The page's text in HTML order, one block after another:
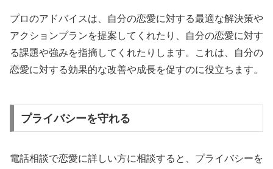
プロのアドバイスは、自分の恋愛に対する最適な解決策や
アクションプランを提案してくれたり、自分の恋愛に対す
る課題や強みを指摘してくれたりします。これは、自分の
恋愛に対する効果的な改善や成長を促すのに役立ちます。
プライバシーを守れる
電話相談で恋愛に詳しい方に相談すると、プライバシーを